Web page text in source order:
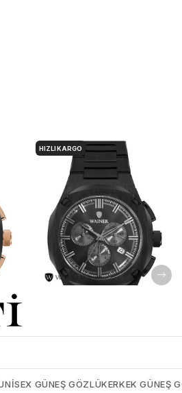
Wainer-WA-10000-E
HIZLI KARGO
GÜNEŞ GÖZLÜKERKEK GÜNEŞ